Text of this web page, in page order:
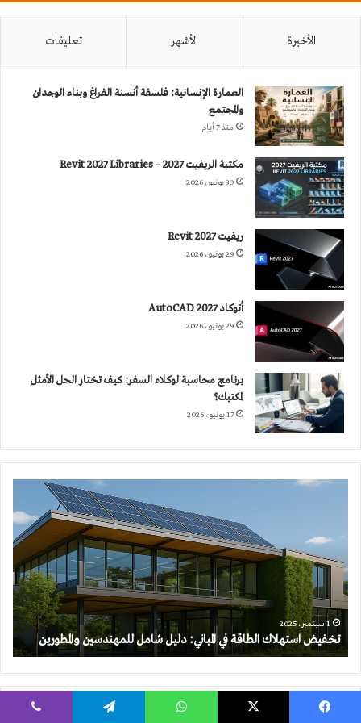
الأخيرة الأشهر تعليقات
العمارة الإنسانية: فلسفة أنسنة الفراغ وبناء الوجدان
والمجتمع
منذ 7 أيام
مكتبة الريفيت 2027 – Revit 2027 Libraries
30 يونيو، 2026
ريفيت 2027 Revit
29 يونيو، 2026
أتوكاد 2027 AutoCAD
29 يونيو، 2026
برنامج محاسبة لوكلاء السفر: كيف تختار الحل الأمثل
لمكتبك؟
17 يونيو، 2026
تخفيض
في
المباني:
دليل
شامل
للمهندسين
والمطورين
1 سبتمبر، 2025
تخفيض استهلاك الطاقة في المباني: دليل شامل للمهندسين والمطورين